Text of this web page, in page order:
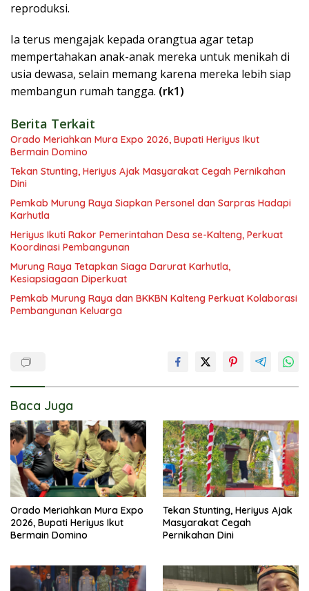
reproduksi.
Ia terus mengajak kepada orangtua agar tetap
mempertahakan anak-anak mereka untuk menikah di
usia dewasa, selain memang karena mereka lebih siap
membangun rumah tangga. (rk1)
Berita Terkait
Orado Meriahkan Mura Expo 2026, Bupati Heriyus Ikut
Bermain Domino
Tekan Stunting, Heriyus Ajak Masyarakat Cegah Pernikahan
Dini
Pemkab Murung Raya Siapkan Personel dan Sarpras Hadapi
Karhutla
Heriyus Ikuti Rakor Pemerintahan Desa se-Kalteng, Perkuat
Koordinasi Pembangunan
Murung Raya Tetapkan Siaga Darurat Karhutla,
Kesiapsiagaan Diperkuat
Pemkab Murung Raya dan BKKBN Kalteng Perkuat Kolaborasi
Pembangunan Keluarga
Baca Juga
Orado Meriahkan Mura Expo
2026, Bupati Heriyus Ikut
Bermain Domino
Tekan Stunting, Heriyus Ajak
Masyarakat Cegah
Pernikahan Dini